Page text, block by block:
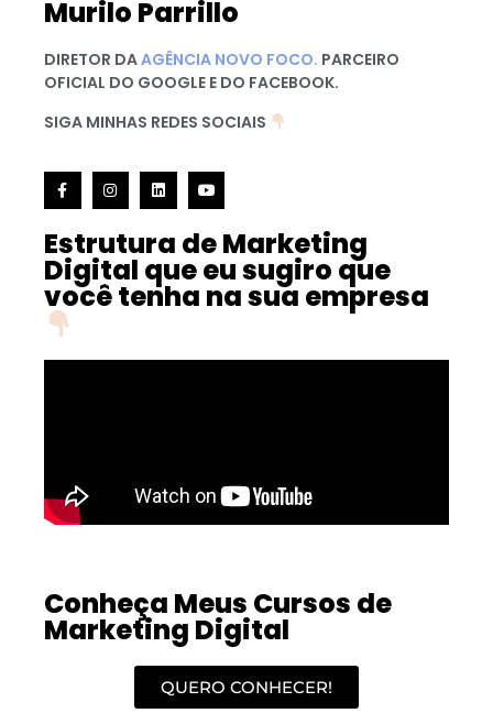
Murilo Parrillo
DIRETOR DAAGÊNCIA NOVO FOCO. PARCEIRO
OFICIAL DO GOOGLE E DO FACEBOOK.
SIGA MINHAS REDES SOCIAIS
Estrutura de Marketing
Digital que eu sugiro que
você tenha na sua empresa
Conheça Meus Cursos de
Marketing Digital
QUERO CONHECER!